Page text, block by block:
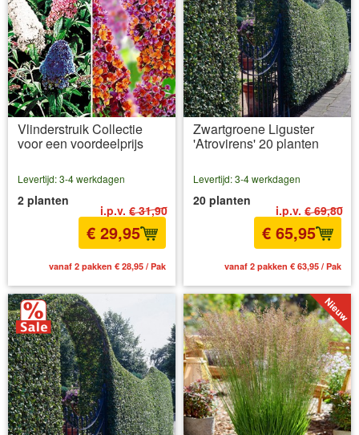
Vlinderstruik Collectie
voor een voordeelprijs
i.p.v. € 31,90
Levertijd: 3-4 werkdagen
2 planten
€ 29,95
vanaf 2 pakken € 28,95 / Pak
Zwartgroene Liguster
'Atrovirens' 20 planten
i.p.v. € 69,80
Levertijd: 3-4 werkdagen
20 planten
€ 65,95
vanaf 2 pakken € 63,95 / Pak